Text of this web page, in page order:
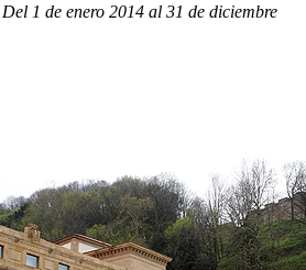
Del 1 de enero 2014 al 31 de diciembre